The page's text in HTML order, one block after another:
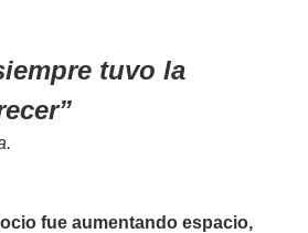
tuvo la
fue aumentando espacio,